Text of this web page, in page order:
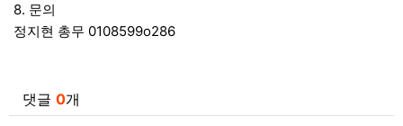
8. 문의
정지현 총무 0108599o286
댓글 0개